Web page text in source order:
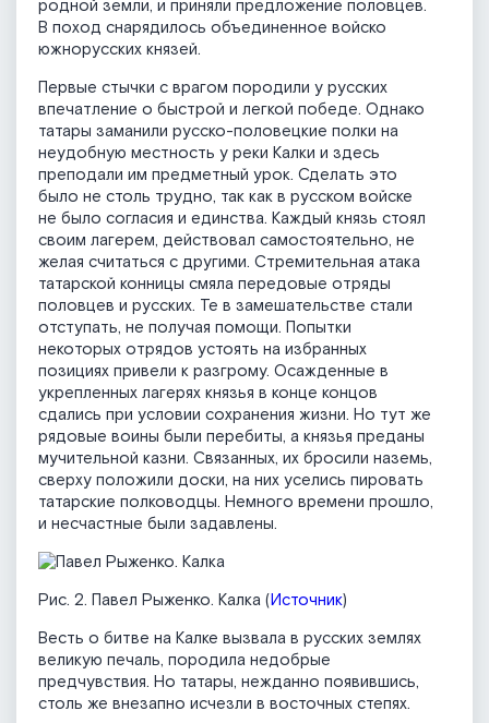
родной земли, и приняли предложение половцев.
В поход снарядилось объединенное войско
южнорусских кня­зей.
Первые стычки с врагом породили у русских
впечатление о быстрой и легкой победе. Однако
татары заманили русско-половецкие полки на
неудобную мест­ность у реки Калки и здесь
преподали им предметный урок. Сделать это
было не столь трудно, так как в русском войске
не было согласия и единства. Каждый князь стоял
своим лагерем, действовал самостоятельно, не
желая считаться с другими. Стремительная атака
татарской конницы смяла передовые отряды
половцев и русских. Те в замешательстве стали
отступать, не получая помощи. Попытки
некоторых отрядов устоять на избранных
позициях привели к разгрому. Осажден­ные в
укрепленных лагерях князья в конце концов
сдались при условии сохранения жизни. Но тут же
рядовые воины были перебиты, а князья преданы
мучительной казни. Связанных, их бросили наземь,
сверху положили доски, на них уселись пировать
татарские полководцы. Немного времени прошло,
и несчастные были задавлены.
Рис. 2. Павел Рыженко. Калка (Источник)
Весть о битве на Калке вызвала в русских землях
великую печаль, породила недобрые
предчувствия. Но татары, нежданно появившись,
столь же внезапно исчезли в восточных степях.